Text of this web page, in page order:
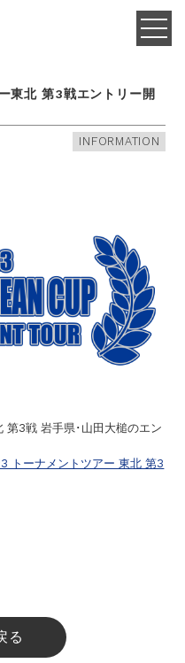
東北 第3戦エントリー開
INFORMATION
第3戦 岩手県･山田大槌のエン
トーナメントツアー 東北 第3
る